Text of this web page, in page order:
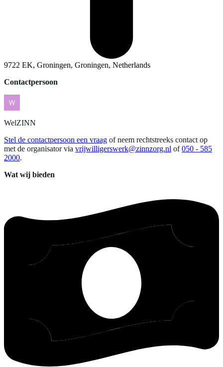
9722 EK, Groningen, Groningen, Netherlands
Contactpersoon
WelZINN
Stel de contactpersoon een vraag of neem rechtstreeks contact op
met de organisator via vrijwilligerswerk@zinnzorg.nl of 050 - 585
2000.
Wat wij bieden